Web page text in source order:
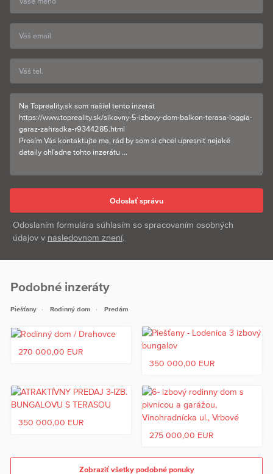
Odoslaním formulára súhlasím so spracovaním osobných
údajov v nasledovnom znení.
Podobné inzeráty
Piešťany Rodinný dom Predám
270 000,00 EUR
350 000,00 EUR
350 000,00 EUR
275 000,00 EUR
Zobraziť všetky podobné ponuky